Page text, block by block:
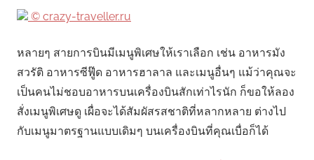
© crazy-traveller.ru
หลายๆ สายการบินมีเมนูพิเศษให้เราเลือก เช่น อาหารมัง
สวรัติ อาหารซีฟู๊ด อาหารฮาลาล และเมนูอื่นๆ แม้ว่าคุณจะ
เป็นคนไม่ชอบอาหารบนเครื่องบินสักเท่าไรนัก ก็ขอให้ลอง
สั่งเมนูพิเศษดู เผื่อจะได้สัมผัสรสชาติที่หลากหลาย ต่างไป
กับเมนูมาตรฐานแบบเดิมๆ บนเครื่องบินที่คุณเบื่อก็ได้